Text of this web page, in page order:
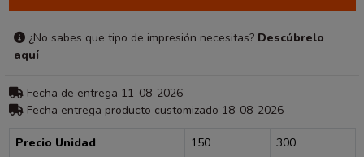
¿No sabes que tipo de impresión necesitas?Descúbrelo
aquí
Fecha de entrega 11-08-2026
Fecha entrega producto customizado 18-08-2026
Precio Unidad 150
300